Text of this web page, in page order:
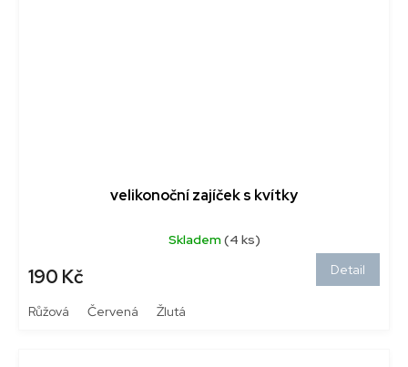
velikonoční zajíček s kvítky
produktu
5,0
Skladem(4 ks)
190 Kč Detail
Růžová Červená Žlutá